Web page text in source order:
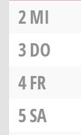
2MI
3DO
4FR
5SA